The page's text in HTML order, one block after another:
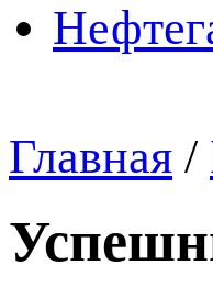
Главная /